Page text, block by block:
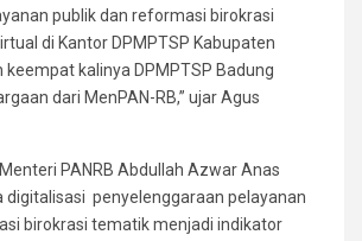
publik dan reformasi birokrasi
di Kantor DPMPTSP Kabupaten
keempat kalinya DPMPTSP Badung
dari MenPAN-RB,” ujar Agus
PANRB Abdullah Azwar Anas
digitalisasi penyelenggaraan pelayanan
birokrasi tematik menjadi indikator